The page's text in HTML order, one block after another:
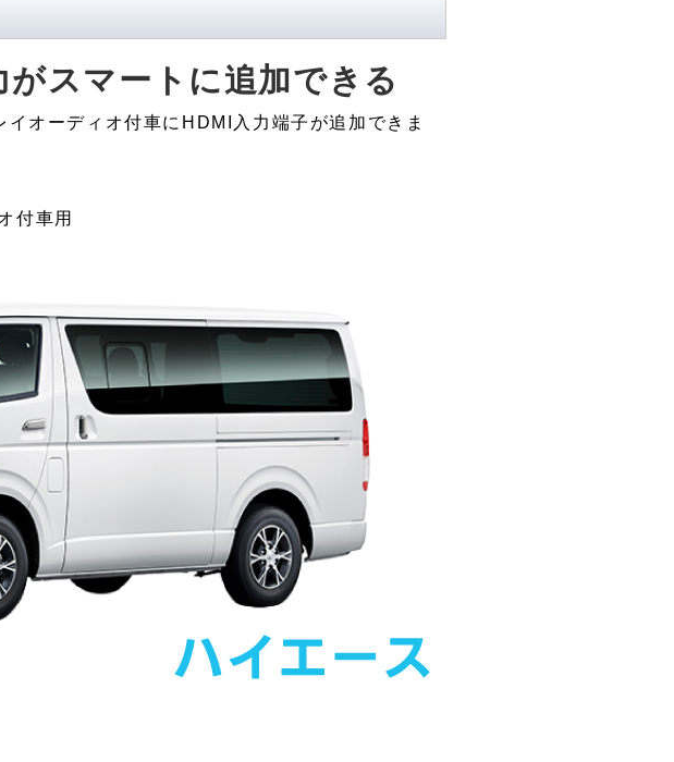
スマートに追加できる
オーディオ付車にHDMI入力端子が追加できま
付車用